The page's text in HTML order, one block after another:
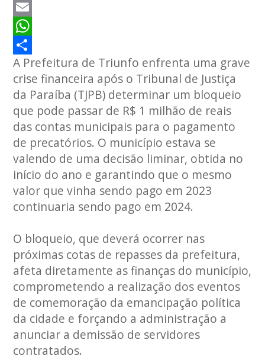
Email
WhatsApp
Share
A Prefeitura de Triunfo enfrenta uma grave
crise financeira após o Tribunal de Justiça
da Paraíba (TJPB) determinar um bloqueio
que pode passar de R$ 1 milhão de reais
das contas municipais para o pagamento
de precatórios. O município estava se
valendo de uma decisão liminar, obtida no
início do ano e garantindo que o mesmo
valor que vinha sendo pago em 2023
continuaria sendo pago em 2024.
O bloqueio, que deverá ocorrer nas
próximas cotas de repasses da prefeitura,
afeta diretamente as finanças do município,
comprometendo a realização dos eventos
de comemoração da emancipação política
da cidade e forçando a administração a
anunciar a demissão de servidores
contratados.